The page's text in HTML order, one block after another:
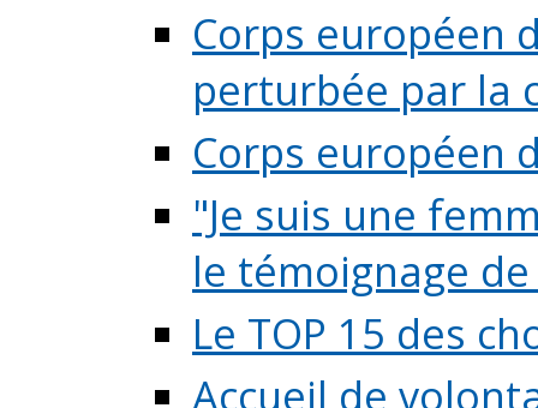
Corps européen
perturbée par la
Corps européen
"Je suis une
le témoignage de
Le TOP 15 des
Accueil de